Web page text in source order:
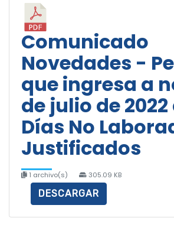
Comunicado
Novedades -
que ingresa a
de julio de
Días No
Justificados
1 archivo(s) 305.09 KB
DESCARGAR